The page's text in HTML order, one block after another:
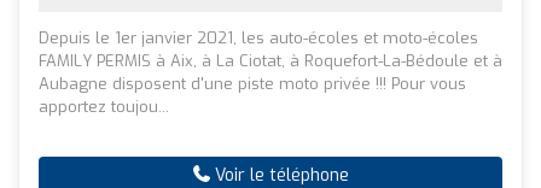
Depuis le 1er janvier 2021, les auto-écoles et moto-écoles
FAMILY PERMIS à Aix, à La Ciotat, à Roquefort-La-Bédoule et à
Aubagne disposent d'une piste moto privée !!! Pour vous
apportez toujou...
Voir le téléphone